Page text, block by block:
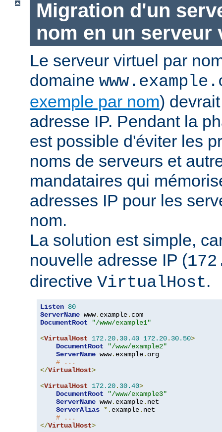
Migration d'un
nom en un serveur
Le serveur virtuel par
domaine
exemple par nom)
adresse IP. Pendant la
est possible d'éviter les
noms de serveurs et
mandataires qui
adresses IP pour les
nom.
La solution est simple,
nouvelle adresse IP (
directive VirtualHost.
Listen 80
ServerName www. example.
DocumentRoot
"/www/example1"
<VirtualHost 172.20. 30.40 172.20. 30.50>
DocumentRoot
"/www/example2"
ServerName www. example. org
# ...
</VirtualHost>
<VirtualHost 172.20. 30.40>
DocumentRoot
"/www/example3"
ServerName www. example. net
ServerAlias *. example. net
# ...
</VirtualHost>